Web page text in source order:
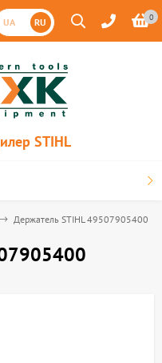
UA RU 0
STIHL
Держатель STIHL 49507905400